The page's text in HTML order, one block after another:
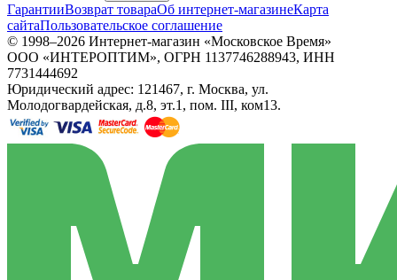
ГарантииВозврат товараОб интернет-магазинеКарта
сайтаПользовательское соглашение
© 1998–2026 Интернет-магазин «Московское Время»
ООО «ИНТЕРОПТИМ», ОГРН 1137746288943, ИНН
7731444692
Юридический адрес: 121467, г. Москва, ул.
Молодогвардейская, д.8, эт.1, пом. III, ком13.